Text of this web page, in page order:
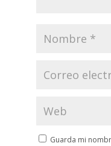
Guarda mi